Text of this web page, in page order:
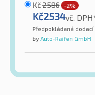
Kč2586 -2%
Kč2534vč.
Předpokládaná dodací
by Auto-Raifen GmbH